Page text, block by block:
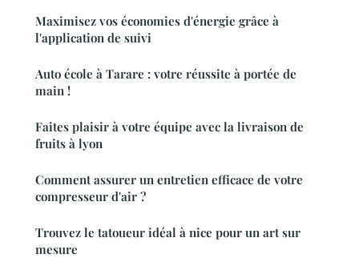
Maximisez vos économies d'énergie grâce à
l'application de suivi
Auto école à Tarare : votre réussite à portée de
main !
Faites plaisir à votre équipe avec la livraison de
fruits à lyon
Comment assurer un entretien efficace de votre
compresseur d'air ?
Trouvez le tatoueur idéal à nice pour un art sur
mesure